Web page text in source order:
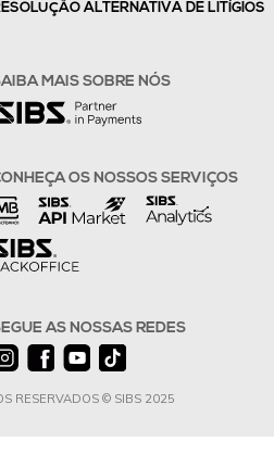
ALTERNATIVA DE LITÍGIOS
MAIS SOBRE NÓS
OS NOSSOS SERVIÇOS
AS NOSSAS REDES
RESERVADOS © SIBS 2025